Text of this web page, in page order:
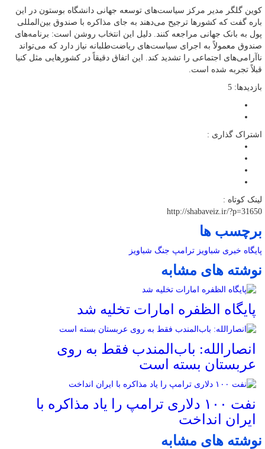
کوین گلگر مدیر مرکز سیاست‌های توسعه جهانی دانشگاه بوستون در این
باره گفت که کشورها ترجیح می‌دهند به جای مذاکره با صندوق بین‌المللی
پول به بانک جهانی مراجعه کنند. دلیل این انتخاب روشن است: برنامه‌های
صندوق معمولاً به اجرای سیاست‌های ریاضت‌طلبانه نیاز دارد که می‌تواند
ناآرامی‌های اجتماعی را تشدید کند. این اتفاق دقیقاً در کشورهایی مثل کنیا
قبلاً تجربه شده است.
بازدیدها: 5
اشتراک گذاری :
لینک کوتاه :
http://shabaveiz.ir/?p=31650
برچسب ها
پایگاه خبری شباویز ترامپ جنگ شباویز
نوشته های مشابه
پایگاه الظفره امارات تخلیه شد
انصارالله: باب‌المندب فقط به روی
عربستان بسته است
نفت ۱۰۰ دلاری ترامپ را یاد مذاکره با
ایران انداخت
نوشته های مشابه